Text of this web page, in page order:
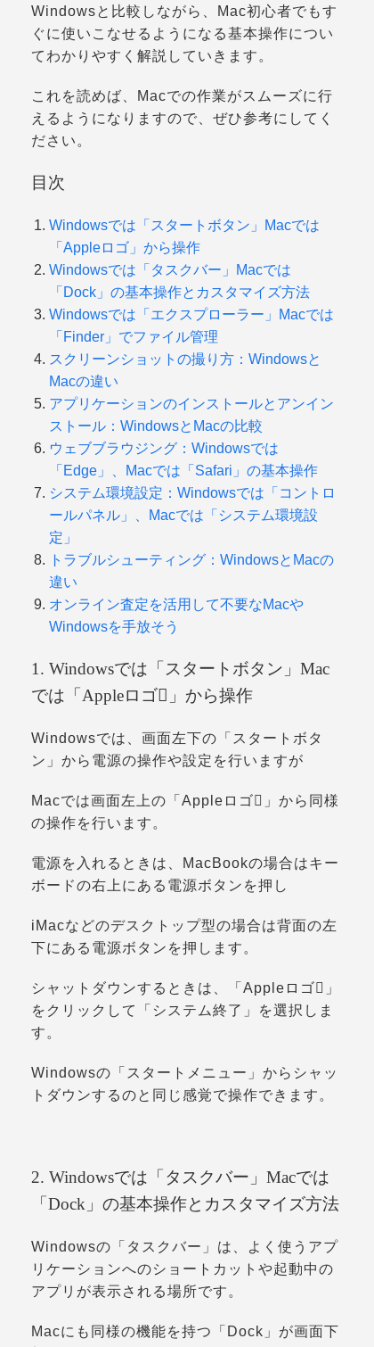
Windowsと比較しながら、Mac初心者でもす
ぐに使いこなせるようになる基本操作につい
てわかりやすく解説していきます。
これを読めば、Macでの作業がスムーズに行
えるようになりますので、ぜひ参考にしてく
ださい。
目次
Windowsでは「スタートボタン」Macでは
「Appleロゴ」から操作
Windowsでは「タスクバー」Macでは
「Dock」の基本操作とカスタマイズ方法
Windowsでは「エクスプローラー」Macでは
「Finder」でファイル管理
スクリーンショットの撮り方：Windowsと
Macの違い
アプリケーションのインストールとアンイン
ストール：WindowsとMacの比較
ウェブブラウジング：Windowsでは
「Edge」、Macでは「Safari」の基本操作
システム環境設定：Windowsでは「コントロ
ールパネル」、Macでは「システム環境設
定」
トラブルシューティング：WindowsとMacの
違い
オンライン査定を活用して不要なMacや
Windowsを手放そう
1. Windowsでは「スタートボタン」Mac
では「Appleロゴ」から操作
Windowsでは、画面左下の「 スタートボタ
ン 」から電源の操作や設定を行いますが
Macでは画面左上の「 Appleロゴ」 から同様
の操作を行います。
電源を入れるときは、MacBookの場合はキー
ボードの右上にある電源ボタンを押し
iMacなどのデスクトップ型の場合は背面の左
下にある電源ボタンを押します。
シャットダウンするときは、「 Appleロゴ 」
をクリックして「 システム終了 」を選択しま
す。
Windowsの「 スタートメニュー 」からシャッ
トダウンするのと同じ感覚で操作できます。
2. Windowsでは「タスクバー」Macでは
「Dock」の基本操作とカスタマイズ方法
Windowsの「 タスクバー 」は、よく使うアプ
リケーションへのショートカットや起動中の
アプリが表示される場所です。
Macにも同様の機能を持つ「 Dock 」が画面下